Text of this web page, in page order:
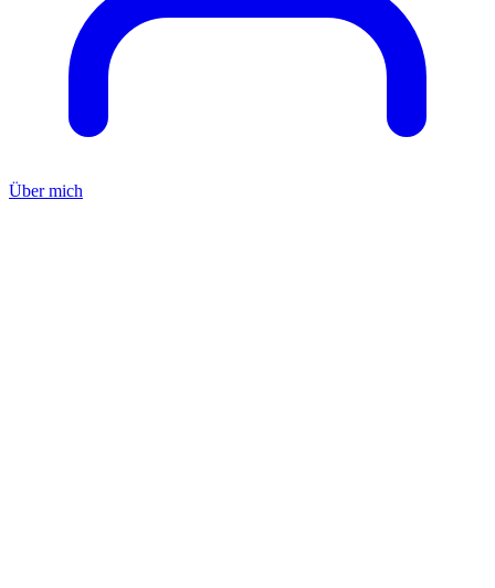
Über mich